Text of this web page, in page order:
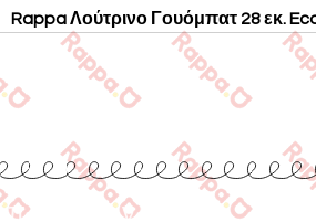
Rappa Λούτρινο Γουόμπατ 28 εκ.
Επικοινωνία